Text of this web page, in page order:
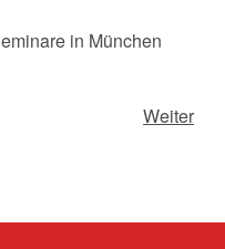
in München
Weiter